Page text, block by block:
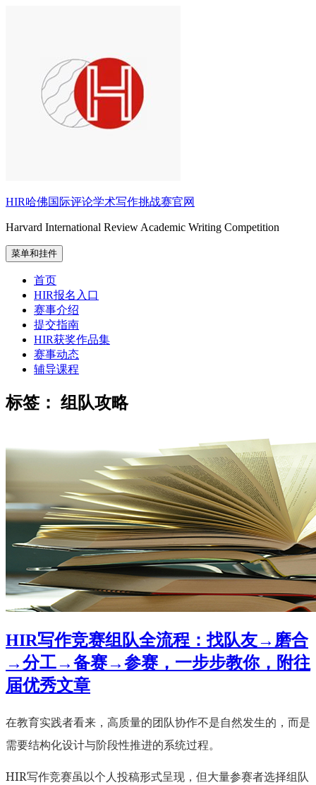
HIR哈佛国际评论学术写作挑战赛官网
Harvard International Review Academic Writing Competition
菜单和挂件
首页
HIR报名入口
赛事介绍
提交指南
HIR获奖作品集
赛事动态
辅导课程
标签： 组队攻略
HIR写作竞赛组队全流程：找队友→磨合
→分工→备赛→参赛，一步步教你，附往
届优秀文章
在教育实践者看来，高质量的团队协作不是自然发生的，而是
需要结构化设计与阶段性推进的系统过程。
HIR写作竞赛虽以个人投稿形式呈现，但大量参赛者选择组队